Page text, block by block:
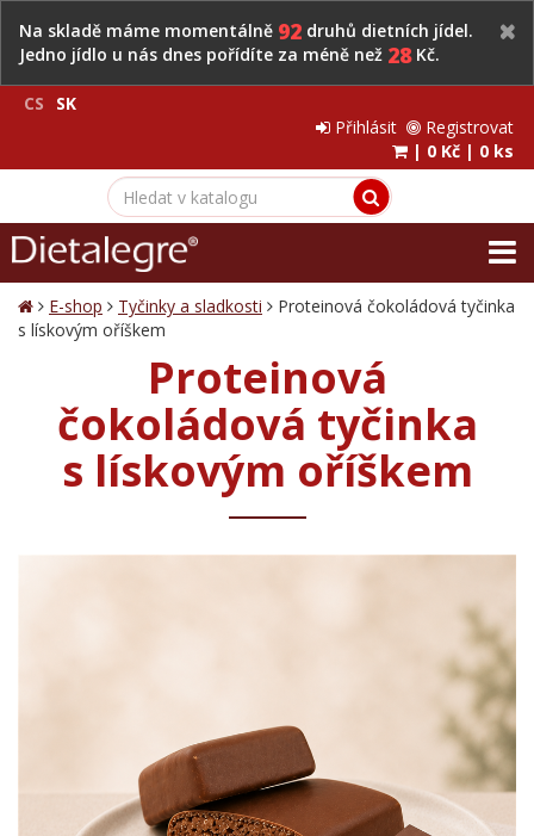
Na skladě máme momentálně 92 druhů dietních jídel.
Jedno jídlo u nás dnes pořídíte za méně než 28Kč.
CS
SK
Přihlásit
Registrovat
| 0 Kč | 0 ks
E-shop Tyčinky a sladkosti
Proteinová čokoládová tyčinka
s lískovým oříškem
Proteinová
čokoládová tyčinka
s lískovým oříškem